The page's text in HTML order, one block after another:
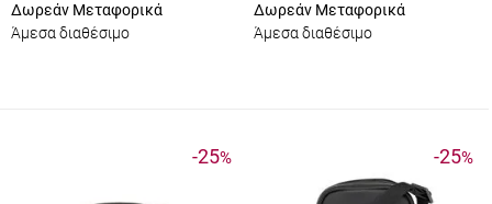
Δωρεάν Μεταφορικά
Άμεσα διαθέσιμο
Δωρεάν Μεταφορικά
Άμεσα διαθέσιμο
-25% -25%